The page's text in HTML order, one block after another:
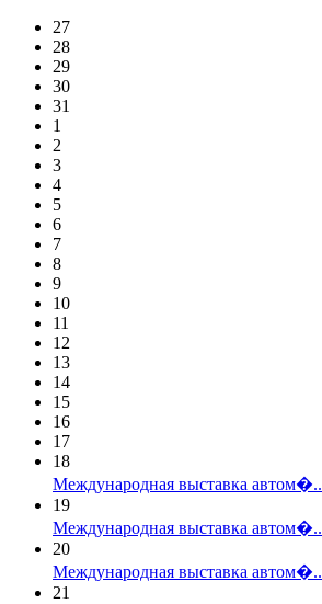
27
28
29
30
31
1
2
3
4
5
6
7
8
9
10
11
12
13
14
15
16
17
18
Международная выставка
19
Международная выставка
20
Международная выставка
21